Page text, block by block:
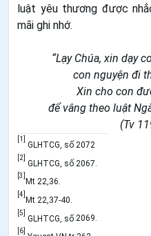
luật yêu thương được
mãi ghi nhớ.
“Lạy Chúa,xin dạy
con nguyện đi
Xin cho con
để vâng theo luật
(Tv
[1]
GLHTCG, số 2072
[2]
GLHTCG, số 2067.
[3]
Mt 22,36.
[4]
Mt 22,37-40.
[5]
GLHTCG, số 2069.
[6]